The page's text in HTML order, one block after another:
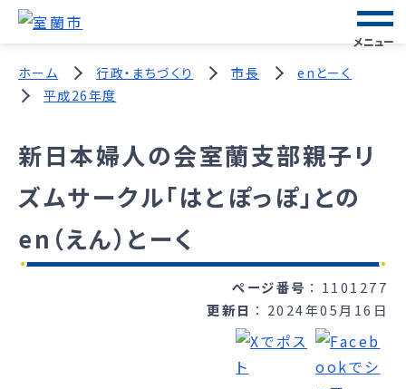
メニュー
ホーム 行政・まちづくり 市長
enとーく
平成26年度
新日本婦人の会室蘭支部親子リ
ズムサークル「はとぽっぽ」との
en（えん）とーく
ページ番号
1101277
更新日
2024年05月16日